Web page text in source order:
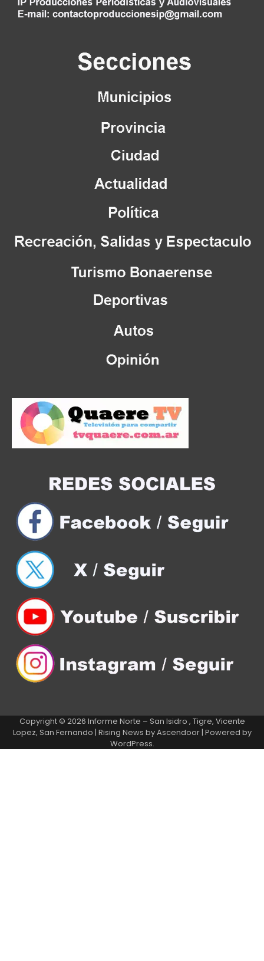
Copyright © 2026 Informe Norte – San Isidro , Tigre, Vicente
Lopez, San Fernando | Rising News byAscendoor| Powered by
WordPress.